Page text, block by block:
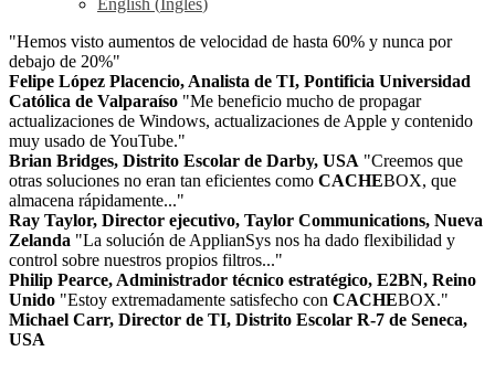
English (Inglés)
"Hemos visto aumentos de velocidad de hasta 60% y nunca por
debajo de 20%"
Felipe López Placencio, Analista de TI, Pontificia Universidad
Católica de Valparaíso "Me beneficio mucho de propagar
actualizaciones de Windows, actualizaciones de Apple y contenido
muy usado de YouTube."
Brian Bridges, Distrito Escolar de Darby, USA "Creemos que
otras soluciones no eran tan eficientes como CACHEBOX, que
almacena rápidamente..."
Ray Taylor, Director ejecutivo, Taylor Communications, Nueva
Zelanda "La solución de ApplianSys nos ha dado flexibilidad y
control sobre nuestros propios filtros..."
Philip Pearce, Administrador técnico estratégico, E2BN, Reino
Unido "Estoy extremadamente satisfecho con CACHEBOX."
Michael Carr, Director de TI, Distrito Escolar R-7 de Seneca,
USA